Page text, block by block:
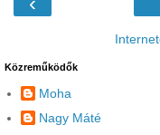
Közreműködők
Moha
Nagy Máté